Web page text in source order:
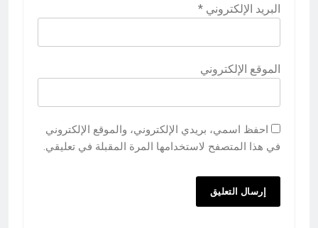
البريد الإلكتروني *
الموقع الإلكتروني
احفظ اسمي، بريدي الإلكتروني، والموقع الإلكتروني
في هذا المتصفح لاستخدامها المرة المقبلة في تعليقي.